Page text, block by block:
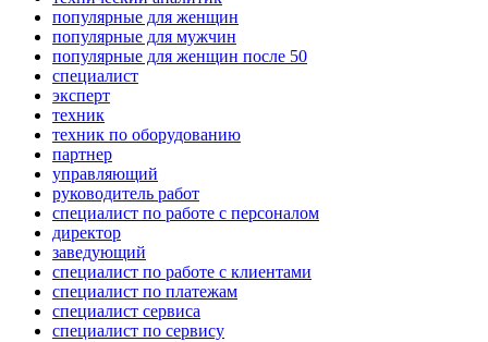
популярные для женщин
популярные для мужчин
популярные для женщин после 50
специалист
эксперт
техник
техник по оборудованию
партнер
управляющий
руководитель работ
специалист по работе с персоналом
директор
заведующий
специалист по работе с клиентами
специалист по платежам
специалист сервиса
специалист по сервису